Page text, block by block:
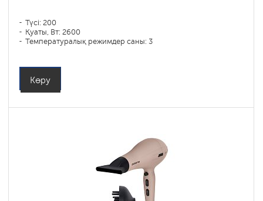
Түсі: 200
Қуаты, Вт: 2600
Температуралық режимдер саны: 3
Көру